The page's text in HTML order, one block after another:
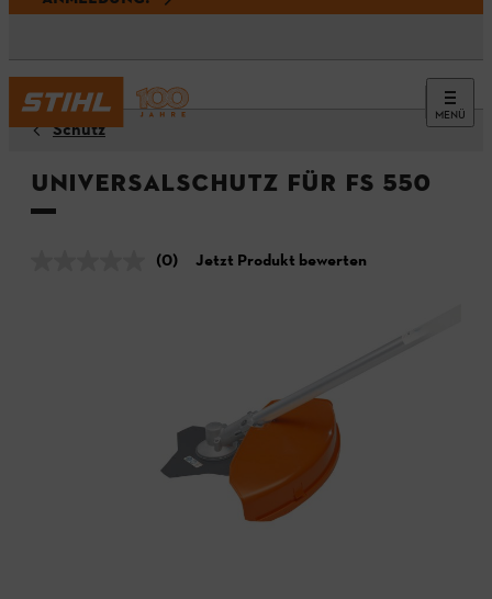
MENÜ
Schutz
Universalschutz für FS 550
(0) Jetzt Produkt bewerten